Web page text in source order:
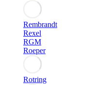
Rembrandt
Rexel
RGM
Roeper
Rotring